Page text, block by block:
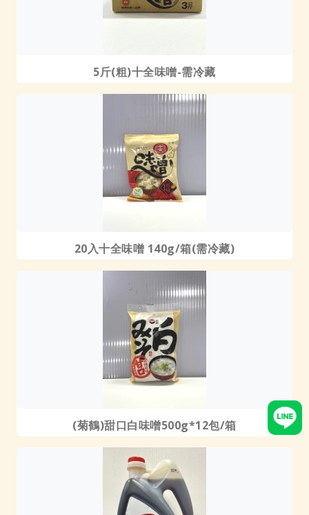
5斤(粗)十全味噌-需冷藏
20入十全味噌 140g/箱(需冷藏)
(菊鶴)甜口白味噌500g*12包/箱